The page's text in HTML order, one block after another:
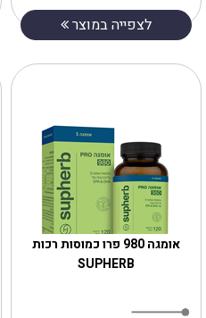
לצפייה במוצר
אומגה 980 פרו כמוסות רכות
SUPHERB